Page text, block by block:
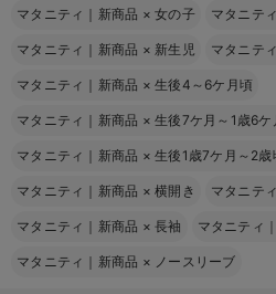
マタニティ｜新商品 ×女の子 マタニテ
マタニティ｜新商品 × 新生児 マタニテ
マタニティ｜新商品 ×生後4～6ケ月頃
マタニティ｜新商品 ×生後7ケ月～1歳6ケ
マタニティ｜新商品 ×生後1歳7ケ月～2歳
マタニティ｜新商品 ×横開き マタニテ
マタニティ｜新商品 ×長袖 マタニティ
マタニティ｜新商品 × ノースリーブ